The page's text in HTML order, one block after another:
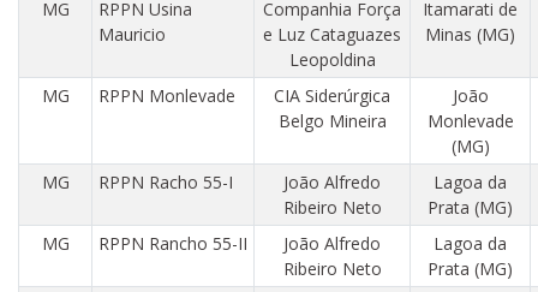
MG
RPPN Usina
Mauricio
Companhia Força
e Luz Cataguazes
Leopoldina
Itamarati de
Minas (MG)
MG RPPN Monlevade
CIA Siderúrgica
Belgo Mineira
João
Monlevade
(MG)
MG RPPN Racho 55-I
João Alfredo
Ribeiro Neto
Lagoa da
Prata (MG)
MG RPPN Rancho 55-II
João Alfredo
Ribeiro Neto
Lagoa da
Prata (MG)